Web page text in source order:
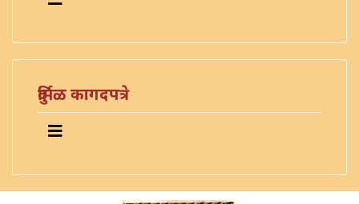
दुर्मिळ कागदपत्रे